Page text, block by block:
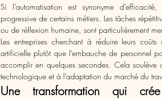
Si l’automatisation est synonyme
progressive de certains métiers. Les tâches
ou de réflexion humaine, sont particulièrement
Les entreprises cherchant à réduire leurs
artificielle plutôt que l’embauche de personnel
accomplir en quelques secondes. Cela
technologique et à l’adaptation du marché du
Une transformation qui